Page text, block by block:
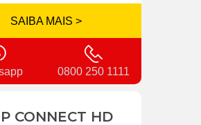
SAIBA MAIS >
0800 250 1111
CONNECT HD